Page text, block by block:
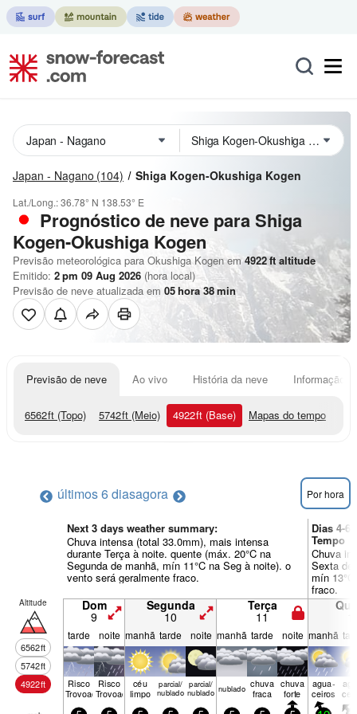
Japan - Nagano (104) Shiga Kogen-Okushiga Kogen
Lat./Long.:36.78° N 138.53° E
Prognóstico de neve para Shiga
Kogen-Okushiga Kogen
Previsão meteorológica para Okushiga Kogen em 4922ft altitude
Emitido: 2 pm 09 Aug 2026 (hora local)
Previsão de neve atualizada em 05hora38min
Previsão de neve Ao vivo História da neve Informação
6562ft (Topo) 5742ft (Meio) 4922ft (Base) Mapas do tempo
últimos 6 diasagora Por hora
Next 3 days weather summary:
Chuva intensa (total 33.0mm), mais intensa
durante Terça à noite. quente (máx. 20°C na
Segunda de manhã, mín 11°C na Seg à noite). o
vento será geralmente fraco.
Dias 4-6
Tempo
Chuva
Sexta de
mín
fraco.
Altitude
6562ft
5742ft
4922ft
Dom
9
Segunda
10
Terça
11
tarde noite manhã tarde noite manhã tarde noite manhã
Risco
Trovoada
Risco
Trovoada
céu
limpo
parcial/
nublado
parcial/
nublado nubl­ado chuva
fraca
chuva
forte
agua­
ceiros